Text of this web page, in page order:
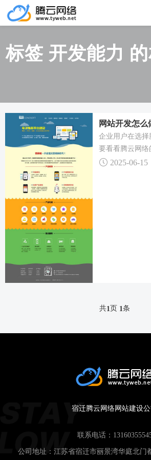
标签 开发能力
企业用户在选
要看看腾云网络
户可以看适当的
2025-06-15
共1 页 1 条
宿迁腾云网络网站建设公
联系电话：
公司地址：江苏省宿迁市丽景湾华庭北门